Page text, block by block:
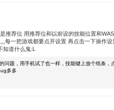
推荐位 用推荐位和以前设的技能位置和
每一把游戏都要点开设置 再点击一下操作
知道什么鬼:L
问题，用手机试了也一样，技能键上放个纸条，
多多